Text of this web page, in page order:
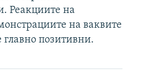
Реакциите на
на ваквите
главно позитивни.